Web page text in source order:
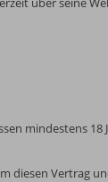
mindestens
diesen Vertrag